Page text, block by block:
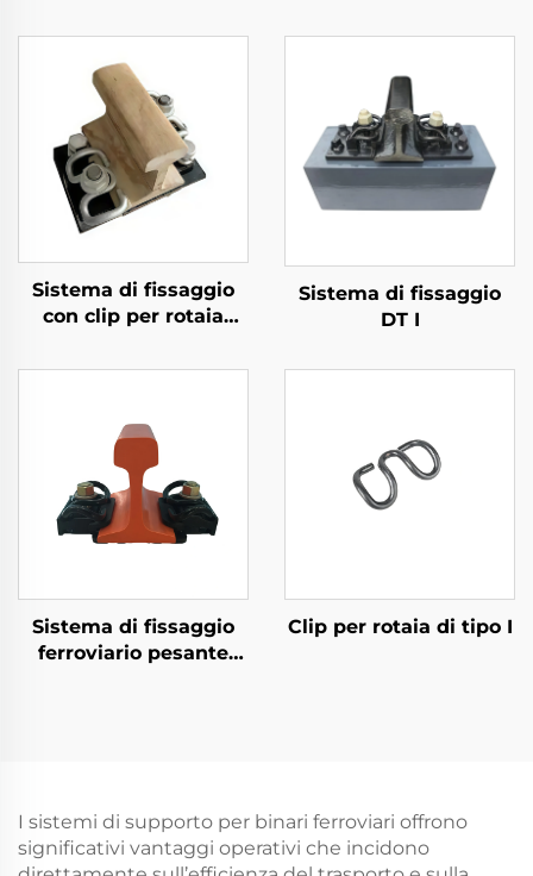
Sistema di fissaggio
con clip per rotaia
Sistema di fissaggio
DT I
Sistema di fissaggio
ferroviario pesante
Clip per rotaia di tipo I
I sistemi di supporto per binari ferroviari offrono
significativi vantaggi operativi che incidono